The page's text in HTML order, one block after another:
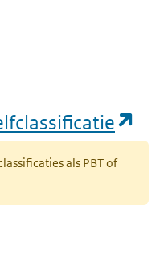
als PBT of